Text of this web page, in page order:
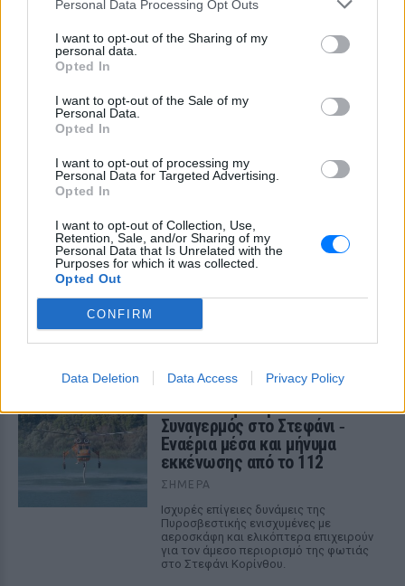
Personal Data Processing Opt Outs
I want to opt-out of the Sharing of my
personal data.
Opted In
I want to opt-out of the Sale of my
Personal Data.
Opted In
I want to opt-out of processing my
Personal Data for Targeted Advertising.
Opted In
I want to opt-out of Collection, Use,
Retention, Sale, and/or Sharing of my
Personal Data that Is Unrelated with the
Purposes for which it was collected.
Opted Out
CONFIRM
Data Deletion Data Access Privacy Policy
μ@@@», του φώναζαν
ΣΉΜΕΡΑ
καρφώθηκε πάνω σε κολονάκια.
Αρχεία UFO: Αθόρυβα τριγωνικά σκάφη 152
μέτρων και μεταλλική σφαίρα με ανθρώπινο
σώμα στα νέα αποχαρακτηρισμένα έγγραφα
Η κυβέρνηση Τραμπ δημοσίευσε την 5η παρτίδα
αποχαρακτηρισμένων αρχείων με αναφορές στρατιωτικών
πιλότων, μαρτύρων και αναλύσεων του FBI για ανεξήγητα
εναέρια φαινόμενα σε ΗΠΑ, Βραζιλία και Αφγανιστάν.
Φωτιά στην Κόρινθο:
Συναγερμός στο Στεφάνι ‑
Εναέρια μέσα και μήνυμα
εκκένωσης από το 112
ΣΉΜΕΡΑ
Ισχυρές επίγειες δυνάμεις της
Πυροσβεστικής ενισχυμένες με
αεροσκάφη και ελικόπτερα επιχειρούν
για τον άμεσο περιορισμό της φωτιάς
στο Στεφάνι Κορίνθου.